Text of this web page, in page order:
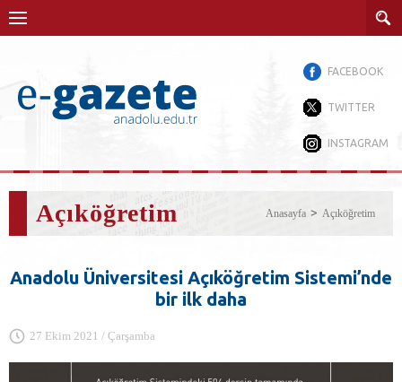
FACEBOOK
TWITTER
INSTAGRAM
Açıköğretim Anasayfa Açıköğretim
Anadolu Üniversitesi Açıköğretim Sistemi’nde
bir ilk daha
27 Ekim 2021 / Çarşamba